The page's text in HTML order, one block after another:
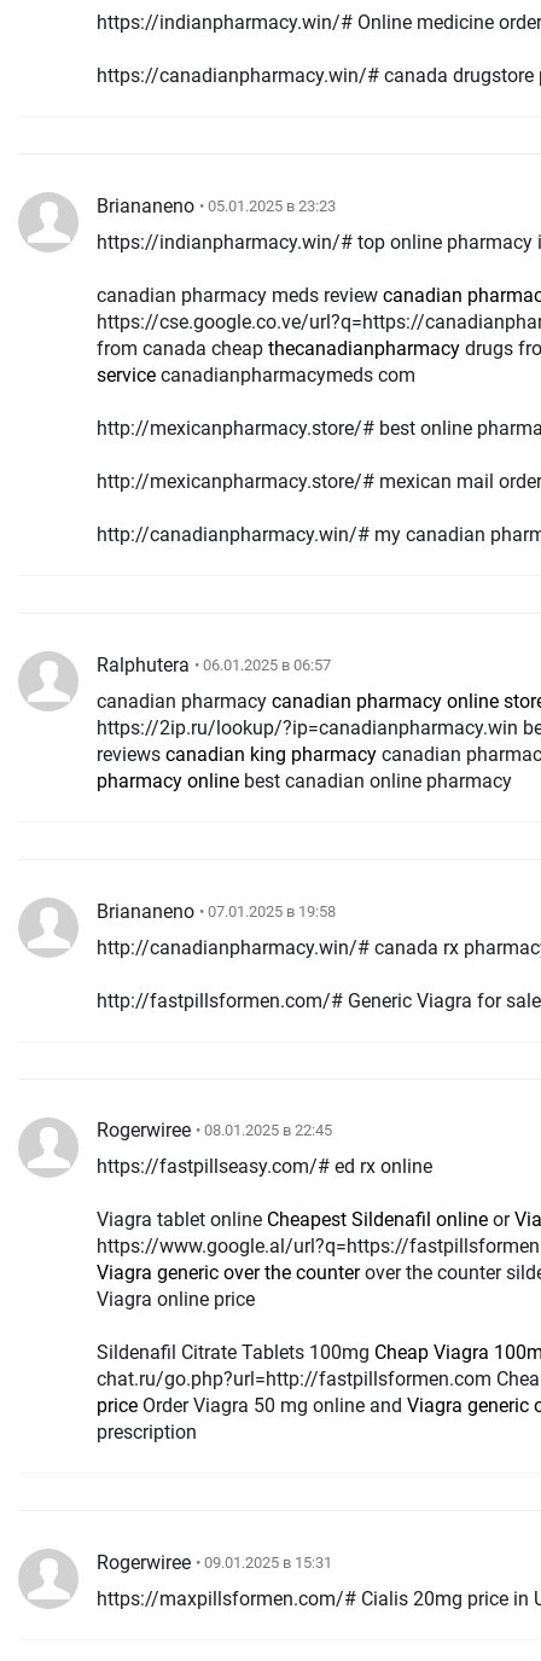
https://indianpharmacy.win/# Online medicine order
https://canadianpharmacy.win/# canada drugstore
Briananeno • 05.01.2025 в 23:23
https://indianpharmacy.win/# top online pharmacy
canadian pharmacy meds review canadian
https://cse.google.co.ve/url?q=https://
from canada cheap thecanadianpharmacy drugs
service canadianpharmacymeds com
http://mexicanpharmacy.store/# best online
http://mexicanpharmacy.store/# mexican mail
http://canadianpharmacy.win/# my canadian
Ralphutera • 06.01.2025 в 06:57
canadian pharmacy canadian pharmacy online
https://2ip.ru/lookup/?ip=canadianpharmacy.win
reviews canadian king pharmacy canadian
pharmacy online best canadian online pharmacy
Briananeno • 07.01.2025 в 19:58
http://canadianpharmacy.win/# canada rx
http://fastpillsformen.com/# Generic Viagra for sale
Rogerwiree • 08.01.2025 в 22:45
https://fastpillseasy.com/# ed rx online
Viagra tablet online Cheapest Sildenafil online or
https://www.google.al/url?q=https://
Viagra generic over the counterover the counter
Viagra online price
Sildenafil Citrate Tablets 100mg Cheap Viagra
chat.ru/go.php?url=http://fastpillsformen.com
price Order Viagra 50 mg online and Viagra generic
prescription
Rogerwiree • 09.01.2025 в 15:31
https://maxpillsformen.com/# Cialis 20mg price in